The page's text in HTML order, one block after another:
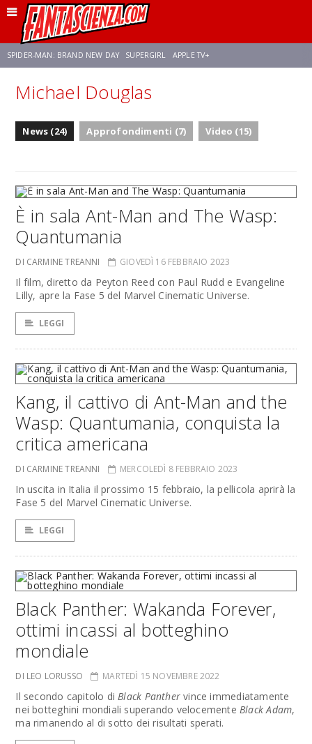
SPIDER-MAN: BRAND NEW DAY SUPERGIRL APPLE TV+
FRANCO RICCIARDIELLO ZENDAYA STAR TREK
Michael Douglas
News (24) Approfondimenti (7) Video (15)
È in sala Ant-Man and The Wasp:
Quantumania
DI CARMINE TREANNI GIOVEDÌ 16 FEBBRAIO 2023
Il film, diretto da Peyton Reed con Paul Rudd e Evangeline
Lilly, apre la Fase 5 del Marvel Cinematic Universe.
LEGGI
Kang, il cattivo di Ant-Man and the
Wasp: Quantumania, conquista la
critica americana
DI CARMINE TREANNI MERCOLEDÌ 8 FEBBRAIO 2023
In uscita in Italia il prossimo 15 febbraio, la pellicola aprirà la
Fase 5 del Marvel Cinematic Universe.
LEGGI
Black Panther: Wakanda Forever,
ottimi incassi al botteghino
mondiale
DI LEO LORUSSO MARTEDÌ 15 NOVEMBRE 2022
Il secondo capitolo diBlack Panthervince immediatamente
nei botteghini mondiali superando velocementeBlack Adam,
ma rimanendo al di sotto dei risultati sperati.